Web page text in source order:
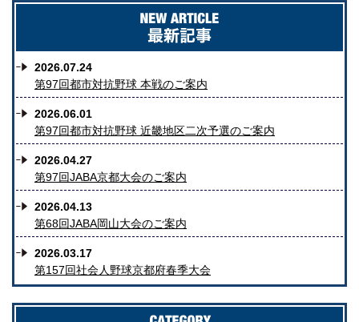
2026.07.24
第97回都市対抗野球 本戦のご案内
2026.06.01
第97回都市対抗野球 近畿地区二次予選のご案内
2026.04.27
第97回JABA京都大会のご案内
2026.04.13
第68回JABA岡山大会のご案内
2026.03.17
第157回社会人野球京都府春季大会